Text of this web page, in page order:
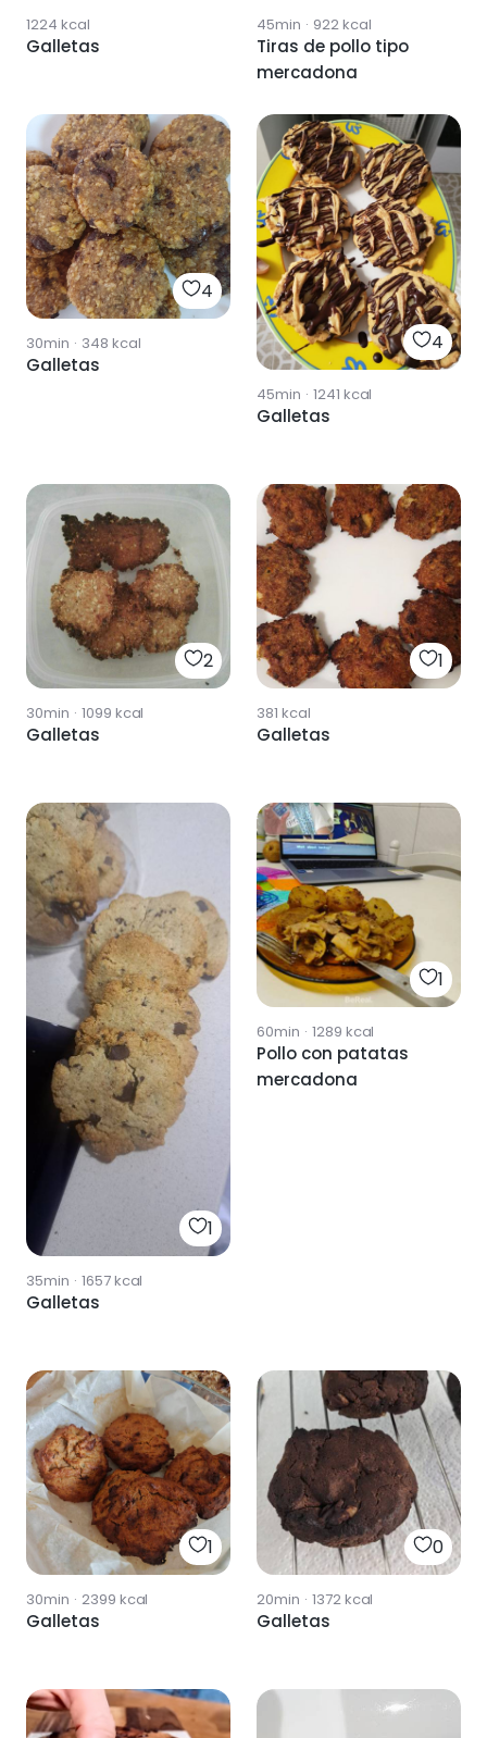
1224 kcal
Galletas
45min · 922kcal
Tiras de pollo tipo
mercadona
4
30min · 348 kcal
Galletas
4
45min · 1241 kcal
Galletas
2
30min · 1099 kcal
Galletas
1
381 kcal
Galletas
1
35min · 1657kcal
Galletas
1
60min · 1289 kcal
Pollo con patatas
mercadona
1
30min · 2399 kcal
Galletas
0
20min · 1372kcal
Galletas